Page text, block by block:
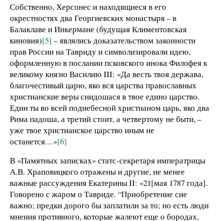
Собственно, Херсонес и находящиеся в его
окрестностях два Георгиевских монастыря – в
Балаклаве и Инкермане (будущая Климентовская
киновия)[5] – являлись доказательством законности
прав России на Тавриду и символизировали идею,
оформленную в послании псковского инока Филофея к
великому князю Василию III: «Да весть твоя держава,
благочестивый царю, яко вся царства православных
христианские веры снидошася в твое едино царство.
Един ты во всей поднебесной христианом царь, яко два
Рима падоша, а третий стоит, а четвертому не быти, –
уже твое христианское царство иным не
останется…»[6]
В «Памятных записках» статс-секретаря императрицы
А.В. Храповицкого отражены и другие, не менее
важные рассуждения Екатерины II: «21[мая 1787 года].
Говорено с жаром о Тавриде. “Приобретение сие
важно; предки дорого бы заплатили за то; но есть люди
мнения противного, которые жалеют еще о бородах,